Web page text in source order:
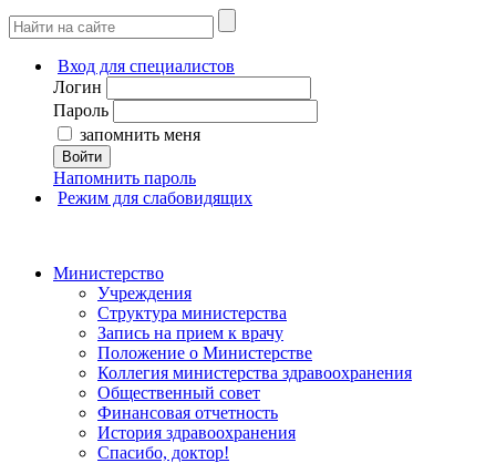
Вход для специалистов
Логин
Пароль
запомнить меня
Войти
Напомнить пароль
Режим для слабовидящих
Министерство
Учреждения
Структура министерства
Запись на прием к врачу
Положение о Министерстве
Коллегия министерства здравоохранения
Общественный совет
Финансовая отчетность
История здравоохранения
Спасибо, доктор!